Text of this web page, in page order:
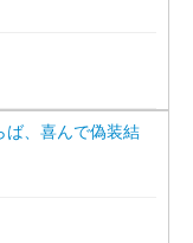
、喜んで偽装結